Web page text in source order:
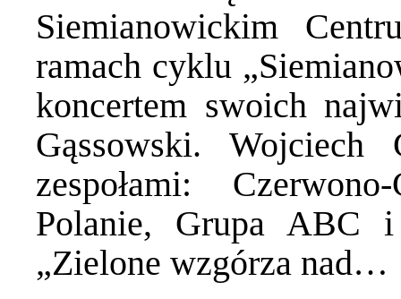
Siemianowickim
ramach cyklu
koncertem swoich
Gąssowski. Wojciech
zespołami:
Polanie, Grupa ABC i
„Zielone wzgórza nad…